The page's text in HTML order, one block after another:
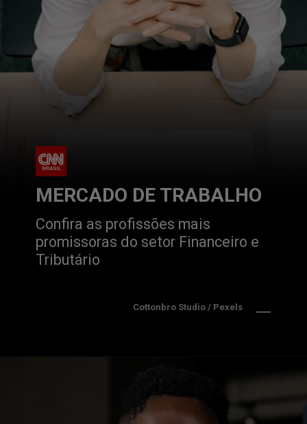
MERCADO DE TRABALHO
Confira as profissões mais
promissoras do setor Financeiro e
Tributário
Cottonbro Studio / Pexels